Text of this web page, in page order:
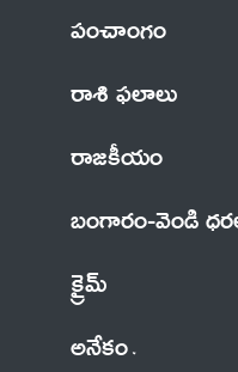
పంచాంగం
రాశి ఫలాలు
రాజకీయం
బంగారం-వెండి
క్రైమ్
అనేకం